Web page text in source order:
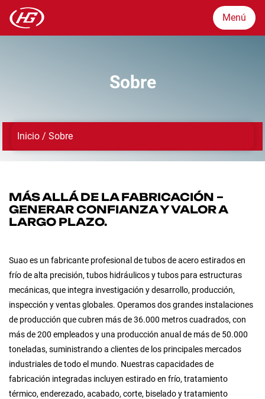
Menú
Productos
Sobre
Noticias
Contacto
Sobre
Inicio /Sobre
MÁS ALLÁ DE LA FABRICACIÓN –
GENERAR CONFIANZA Y VALOR A
LARGO PLAZO.
Suao es un fabricante profesional de tubos de acero estirados en
frío de alta precisión, tubos hidráulicos y tubos para estructuras
mecánicas, que integra investigación y desarrollo, producción,
inspección y ventas globales. Operamos dos grandes instalaciones
de producción que cubren más de 36.000 metros cuadrados, con
más de 200 empleados y una producción anual de más de 50.000
toneladas, suministrando a clientes de los principales mercados
industriales de todo el mundo. Nuestras capacidades de
fabricación integradas incluyen estirado en frío, tratamiento
térmico, enderezado, acabado, corte, biselado y tratamiento